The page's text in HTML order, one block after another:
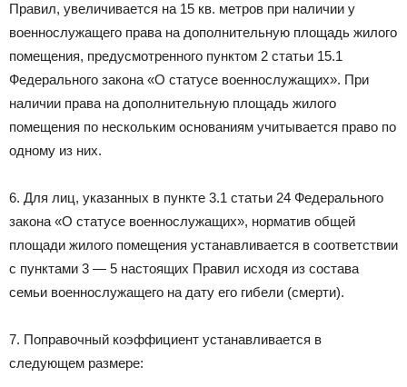
Правил, увеличивается на 15 кв. метров при наличии у
военнослужащего права на дополнительную площадь жилого
помещения, предусмотренного пунктом 2 статьи 15.1
Федерального закона «О статусе военнослужащих». При
наличии права на дополнительную площадь жилого
помещения по нескольким основаниям учитывается право по
одному из них.
6. Для лиц, указанных в пункте 3.1 статьи 24 Федерального
закона «О статусе военнослужащих», норматив общей
площади жилого помещения устанавливается в соответствии
с пунктами 3 — 5 настоящих Правил исходя из состава
семьи военнослужащего на дату его гибели (смерти).
7. Поправочный коэффициент устанавливается в
следующем размере: